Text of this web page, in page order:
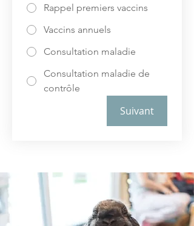
Rappel premiers vaccins
Vaccins annuels
Consultation maladie
Consultation maladie de
contrôle
Suivant